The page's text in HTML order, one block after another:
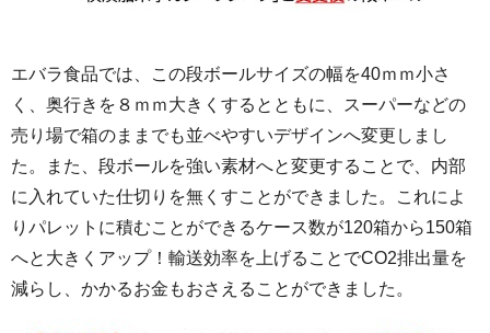
エバラ食品では、この段ボールサイズの幅を40ｍｍ小さ
く、奥行きを８ｍｍ大きくするとともに、スーパーなどの
売り場で箱のままでも並べやすいデザインへ変更しまし
た。また、段ボールを強い素材へと変更することで、内部
に入れていた仕切りを無くすことができました。これによ
りパレットに積むことができるケース数が120箱から150箱
へと大きくアップ！輸送効率を上げることでCO2排出量を
減らし、かかるお金もおさえることができました。